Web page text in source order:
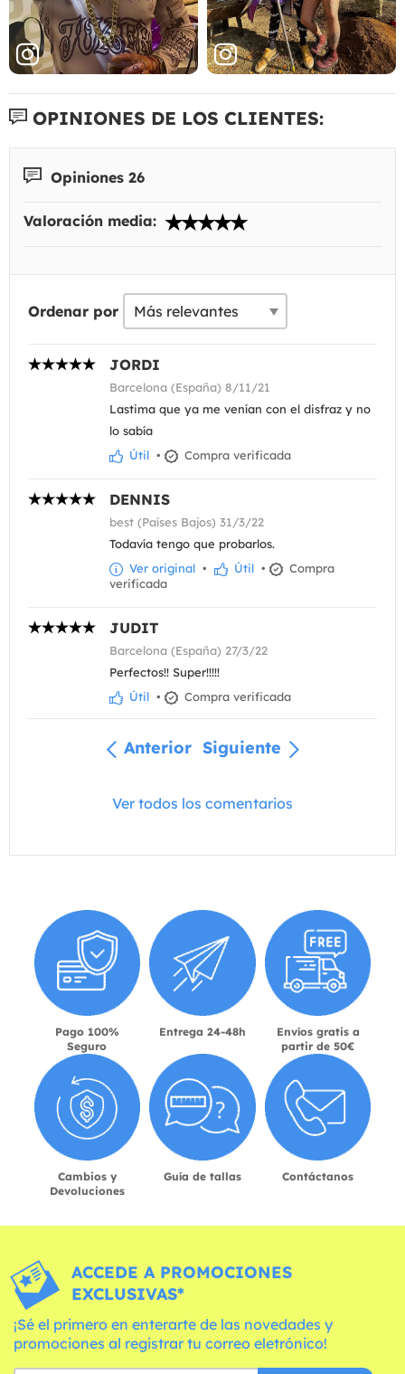
OPINIONES DE LOS CLIENTES:
Opiniones 26
Valoración media:
Ordenar por
JORDI
Barcelona (España) 8/11/21
Lastima que ya me venían con el disfraz y no
lo sabía
Útil • Compra verificada
DENNIS
best (Países Bajos) 31/3/22
Todavía tengo que probarlos.
Ver original • Útil •
Compra
verificada
JUDIT
Barcelona (España) 27/3/22
Perfectos!! Super!!!!!
Útil • Compra verificada
Anterior Siguiente
Ver todos los comentarios
Pago 100%
Seguro
Entrega 24-48h
Envíos gratis a
partir de 50€
Cambios y
Devoluciones
Guía de tallas Contáctanos
ACCEDE A PROMOCIONES
EXCLUSIVAS*
¡Sé el primero en enterarte de las novedades y
promociones al registrar tu correo eletrónico!